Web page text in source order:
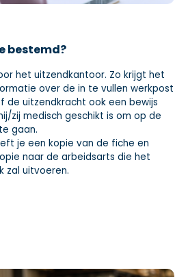
bestemd?
het uitzendkantoor. Zo krijgt het
over de in te vullen werkpost
uitzendkracht ook een bewijs
zij medisch geschikt is om op de
gaan.
je een kopie van de fiche en
naar de arbeidsarts die het
zal uitvoeren.